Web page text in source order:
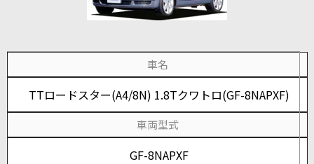
車名
TTロードスター(A4/8N) 1.8Tクワトロ(GF-8NAPXF)
車両型式
GF-8NAPXF